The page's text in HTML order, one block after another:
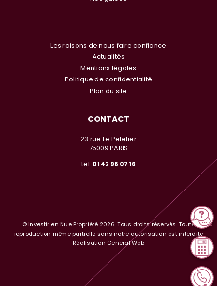
Les raisons de nous faire confiance
Actualités
Mentions légales
Politique de confidentialité
Plan du site
CONTACT
23 rue Le Peletier
75009 PARIS
tel: 01 42 96 07 16
© Investir en Nue Propriété 2026. Tous droits réservés. Toute
reproduction même partielle sans notre autorisation est interdite
Réalisation General Web